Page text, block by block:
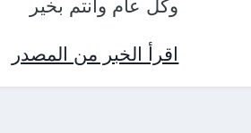
وكل عام وأنتم بخير
اقرأ الخبر من المصدر